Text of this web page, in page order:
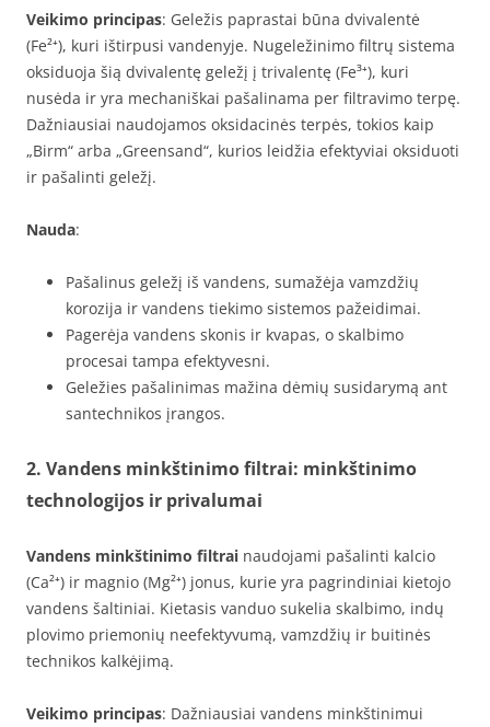
Veikimo principas: Geležis paprastai būna dvivalentė
(Fe²⁺), kuri ištirpusi vandenyje. Nugeležinimo filtrų sistema
oksiduoja šią dvivalentę geležį į trivalentę (Fe³⁺), kuri
nusėda ir yra mechaniškai pašalinama per filtravimo terpę.
Dažniausiai naudojamos oksidacinės terpės, tokios kaip
„Birm“ arba „Greensand“, kurios leidžia efektyviai oksiduoti
ir pašalinti geležį.
Nauda:
Pašalinus geležį iš vandens, sumažėja vamzdžių
korozija ir vandens tiekimo sistemos pažeidimai.
Pagerėja vandens skonis ir kvapas, o skalbimo
procesai tampa efektyvesni.
Geležies pašalinimas mažina dėmių susidarymą ant
santechnikos įrangos.
2. Vandens minkštinimo filtrai: minkštinimo
technologijos ir privalumai
Vandens minkštinimo filtrai naudojami pašalinti kalcio
(Ca²⁺) ir magnio (Mg²⁺) jonus, kurie yra pagrindiniai kietojo
vandens šaltiniai. Kietasis vanduo sukelia skalbimo, indų
plovimo priemonių neefektyvumą, vamzdžių ir buitinės
technikos kalkėjimą.
Veikimo principas: Dažniausiai vandens minkštinimui